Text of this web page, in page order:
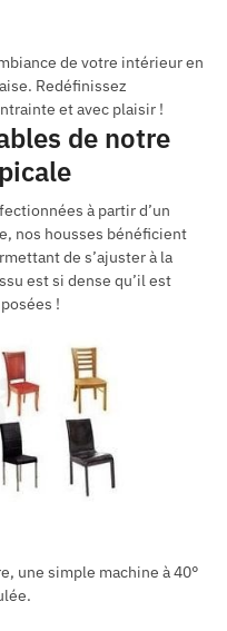
de votre intérieur en
Redéfinissez
et avec plaisir !
de notre
à partir d’un
nos housses bénéficient
de s’ajuster à la
est si dense qu’il est
!
une simple machine à 40°